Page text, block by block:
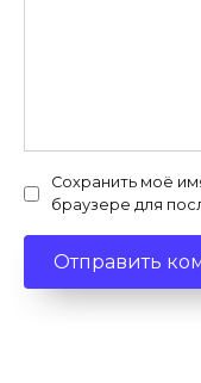
Сохранить моё
браузере для